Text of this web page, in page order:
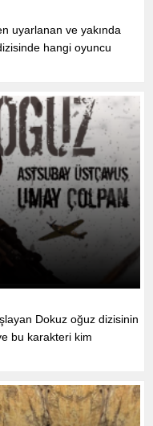
uyarlanan ve yakında
hangi oyuncu
Dokuz oğuz dizisinin
bu karakteri kim